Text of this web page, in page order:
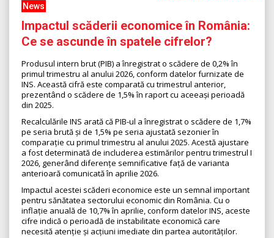
News
Impactul scăderii economice în România:
Ce se ascunde în spatele cifrelor?
Produsul intern brut (PIB) a înregistrat o scădere de 0,2% în
primul trimestru al anului 2026, conform datelor furnizate de
INS. Această cifră este comparată cu trimestrul anterior,
prezentând o scădere de 1,5% în raport cu aceeași perioadă
din 2025.
Recalculările INS arată că PIB-ul a înregistrat o scădere de 1,7%
pe seria brută și de 1,5% pe seria ajustată sezonier în
comparație cu primul trimestru al anului 2025. Acestă ajustare
a fost determinată de includerea estimărilor pentru trimestrul I
2026, generând diferențe semnificative față de varianta
anterioară comunicată în aprilie 2026.
Impactul acestei scăderi economice este un semnal important
pentru sănătatea sectorului economic din România. Cu o
inflație anuală de 10,7% în aprilie, conform datelor INS, aceste
cifre indică o perioadă de instabilitate economică care
necesită atenție și acțiuni imediate din partea autorităților.